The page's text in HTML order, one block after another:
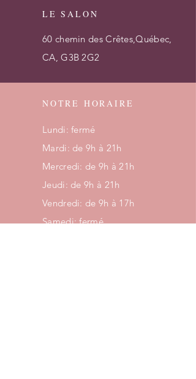
LE SALON
60 chemin des Crêtes,Québec,
CA, G3B 2G2
NOTRE HORAIRE
Lundi: fermé
Mardi: de 9h à 21h
Mercredi: de 9h à 21h
Jeudi: de 9h à 21h
Vendredi: de 9h à 17h
Samedi: fermé